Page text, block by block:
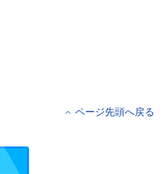
ページ先頭へ戻る